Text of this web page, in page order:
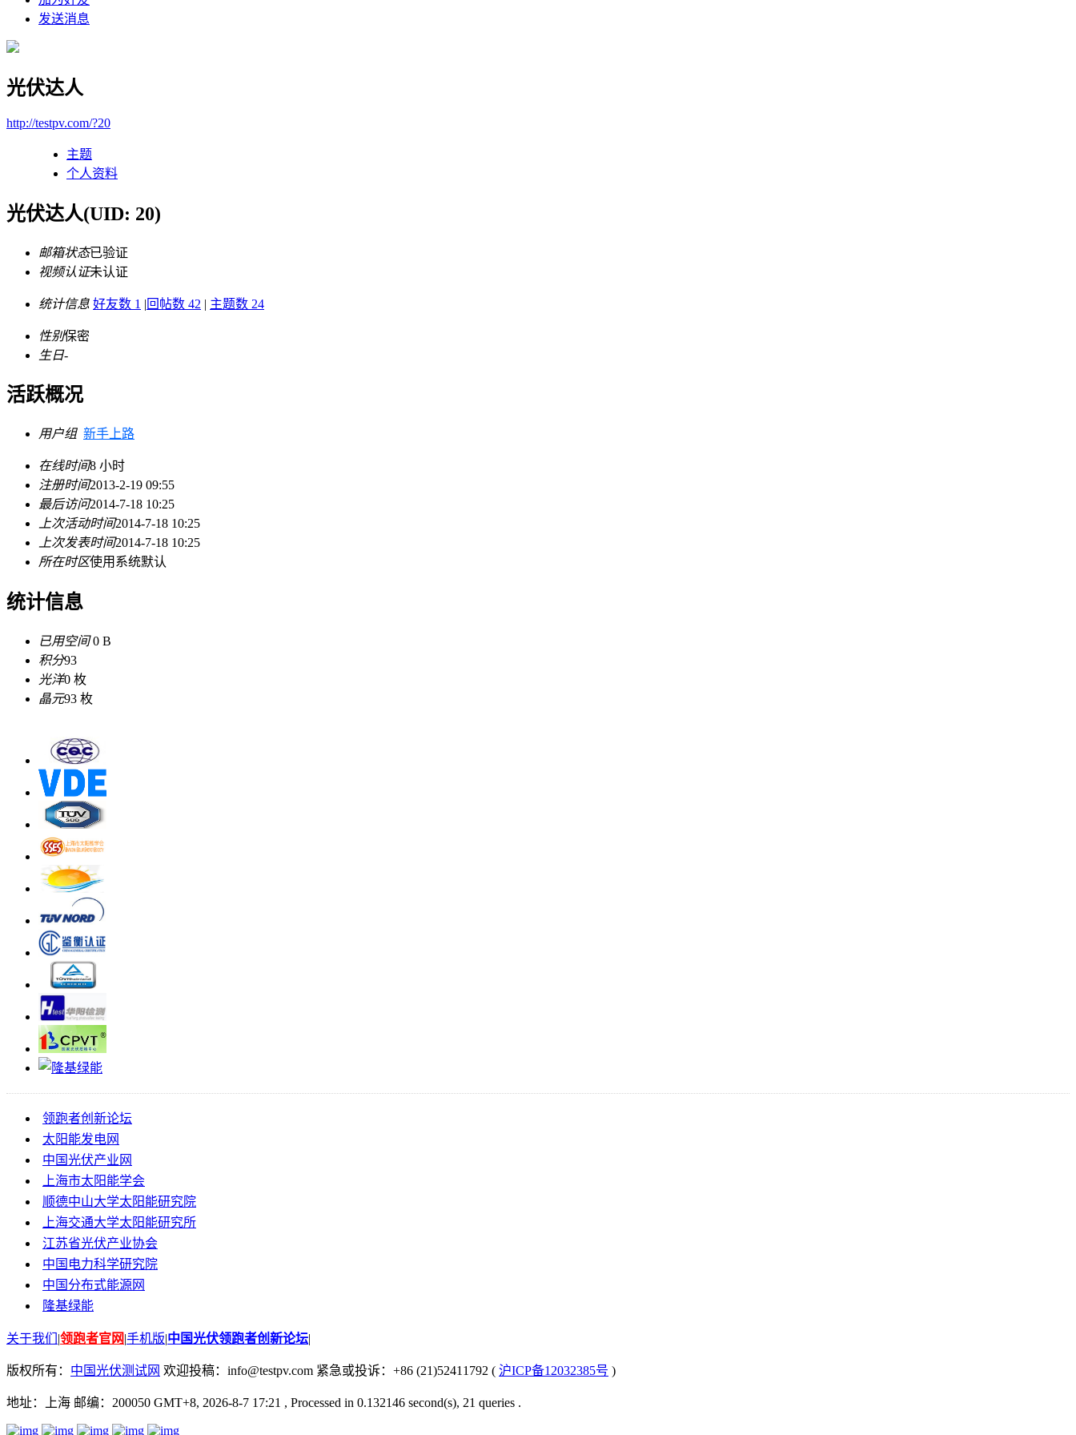
发送消息
光伏达人
http://testpv.com/?20
主题
个人资料
光伏达人(UID: 20)
邮箱状态已验证
视频认证未认证
统计信息 好友数 1 |回帖数 42 | 主题数 24
性别保密
生日-
活跃概况
用户组 新手上路
在线时间8 小时
注册时间2013-2-19 09:55
最后访问2014-7-18 10:25
上次活动时间2014-7-18 10:25
上次发表时间2014-7-18 10:25
所在时区使用系统默认
统计信息
已用空间0 B
积分93
光洋0 枚
晶元93 枚
领跑者创新论坛
太阳能发电网
中国光伏产业网
上海市太阳能学会
顺德中山大学太阳能研究院
上海交通大学太阳能研究所
江苏省光伏产业协会
中国电力科学研究院
中国分布式能源网
隆基绿能
关于我们 |领跑者官网|手机版|中国光伏领跑者创新论坛|
版权所有： 中国光伏测试网 欢迎投稿：info@testpv.com 紧急或投诉：+86 (21)52411792 ( 沪ICP备12032385号 )
地址：上海 邮编：200050 GMT+8, 2026-8-7 17:21 , Processed in 0.132146 second(s), 21 queries .